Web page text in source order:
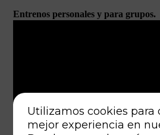
Entrenos personales y para grupos.
Utilizamos cookies para
mejor experiencia en